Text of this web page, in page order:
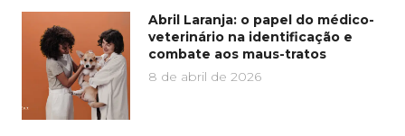
Abril Laranja: o papel do médico-
veterinário na identificação e
combate aos maus-tratos
8 de abril de 2026